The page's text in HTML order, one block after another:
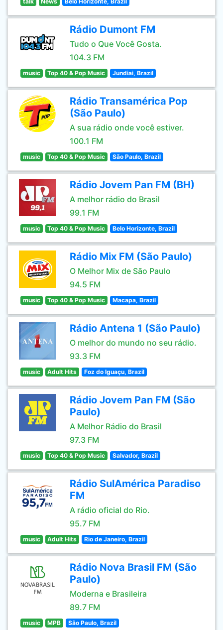
Rádio Dumont FM
Tudo o Que Você Gosta.
104.3 FM
music Top 40 & Pop Music Jundiai, Brazil
Rádio Transamérica Pop
(São Paulo)
A sua rádio onde você estiver.
100.1 FM
music Top 40 & Pop Music São Paulo, Brazil
Rádio Jovem Pan FM (BH)
A melhor rádio do Brasil
99.1 FM
music Top 40 & Pop Music Belo Horizonte, Brazil
Rádio Mix FM (São Paulo)
O Melhor Mix de São Paulo
94.5 FM
music Top 40 & Pop Music Macapa, Brazil
Rádio Antena 1 (São Paulo)
O melhor do mundo no seu rádio.
93.3 FM
music Adult Hits Foz do Iguaçu, Brazil
Rádio Jovem Pan FM (São
Paulo)
A Melhor Rádio do Brasil
97.3 FM
music Top 40 & Pop Music Salvador, Brazil
Rádio SulAmérica Paradiso
FM
A rádio oficial do Rio.
95.7 FM
music Adult Hits Rio de Janeiro, Brazil
Rádio Nova Brasil FM (São
Paulo)
Moderna e Brasileira
89.7 FM
music MPB São Paulo, Brazil